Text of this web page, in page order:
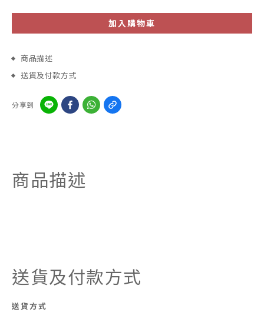
加入購物車
商品描述
送貨及付款方式
分享到
商品描述
送貨及付款方式
送貨方式